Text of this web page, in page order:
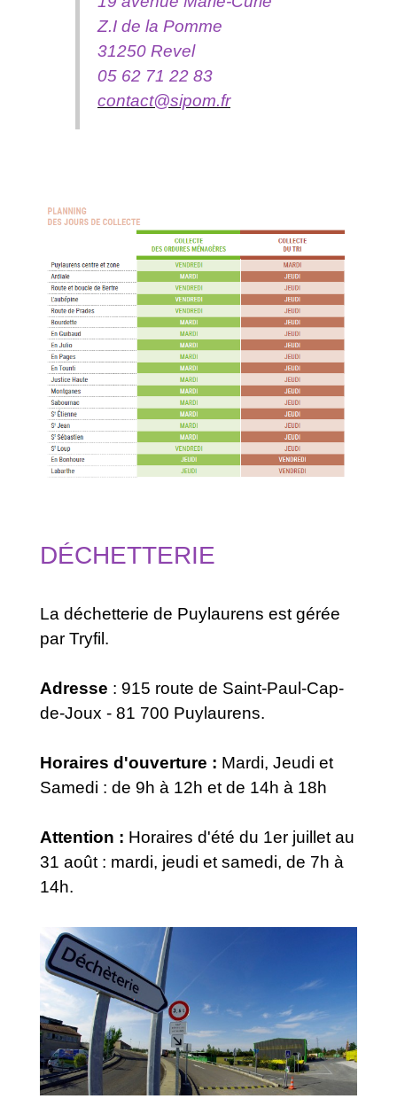
Z.I de la Pomme
31250 Revel
05 62 71 22 83
contact@sipom.fr
DÉCHETTERIE
La déchetterie de Puylaurens est gérée
par Tryfil.
Adresse : 915 route de Saint-Paul-Cap-
de-Joux - 81 700 Puylaurens.
Horaires d'ouverture : Mardi, Jeudi et
Samedi : de 9h à 12h et de 14h à 18h
Attention : Horaires d'été du 1er juillet au
31 août : mardi, jeudi et samedi, de 7h à
14h.